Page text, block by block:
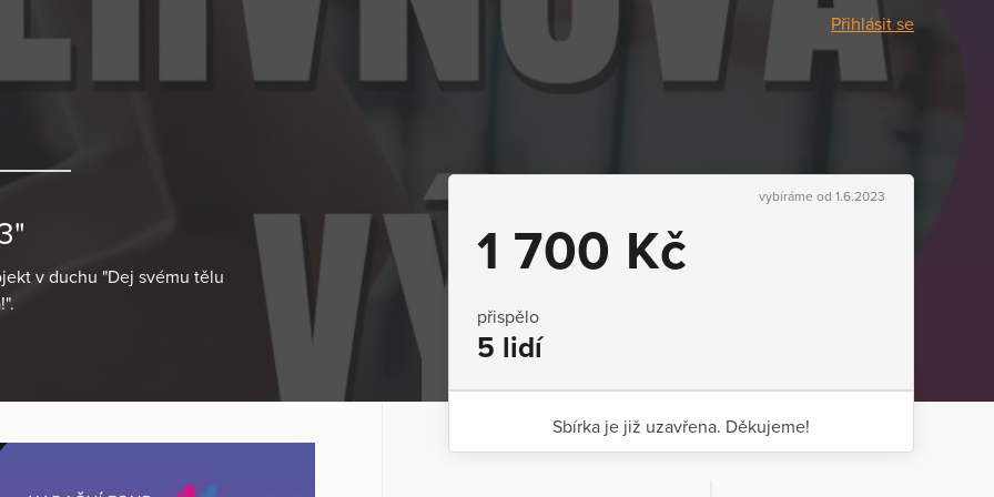
Přihlásit se
v duchu "Dej svému tělu
vybíráme od 1.6.2023
1 700 Kč
přispělo
5 lidí
Sbírka je již uzavřena. Děkujeme!